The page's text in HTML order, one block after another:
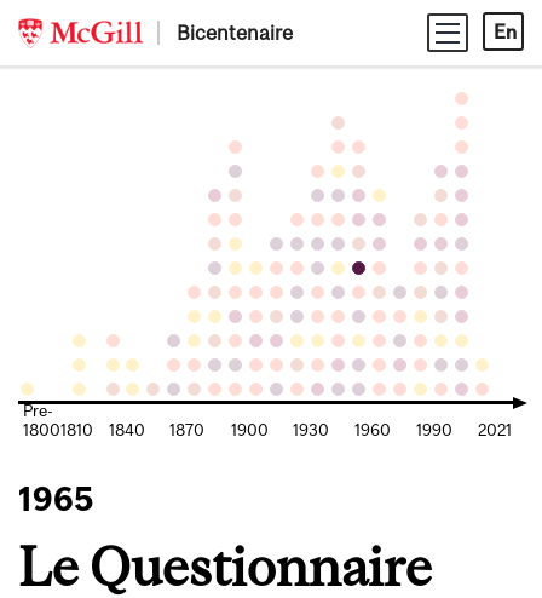
Skip
content
Bicentenaire En
Pre-
18001810 1840 1870 1900 1930 1960 1990 2021
1965
Le Questionnaire